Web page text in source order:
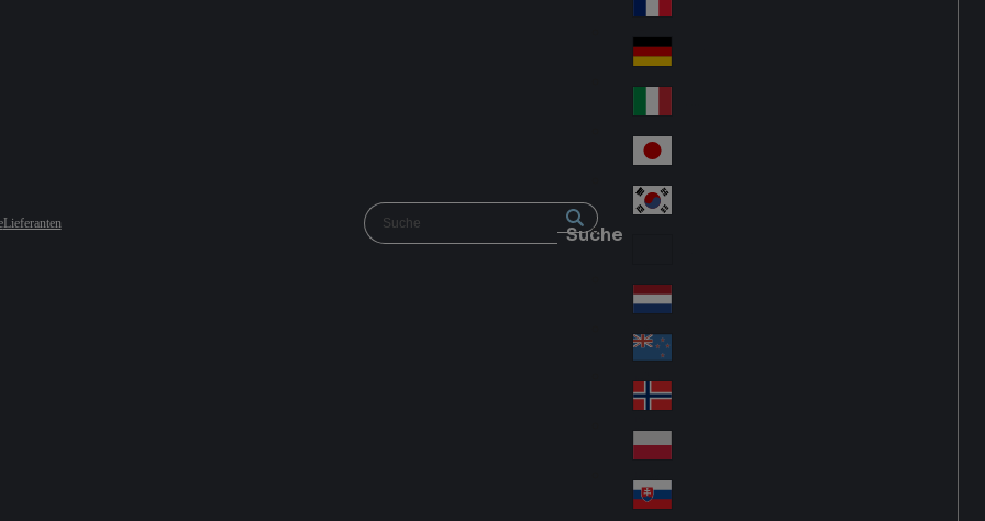
Lieferanten Suche
d
Fra
nc
e
Ge
an
y
Ital
y
Jap
an
Lat
in
A
me
ric
a
Ne
the
rla
nd
s
Ne
w
Ze
ala
nd
No
rw
ay
Pol
an